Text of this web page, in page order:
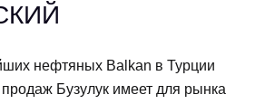
нефтяных Balkan в Турции
Бузулук имеет для рынка